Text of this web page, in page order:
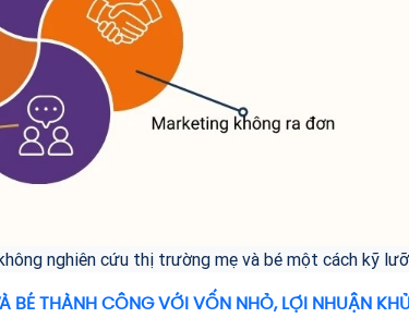
nghiên cứu thị trường mẹ và bé một cách kỹ
BÉ THÀNH CÔNG VỚI VỐN NHỎ, LỢI NHUẬN